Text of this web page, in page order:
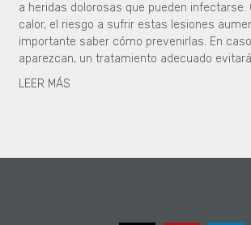
a heridas dolorosas que pueden infectarse.
calor, el riesgo a sufrir estas lesiones
importante saber cómo prevenirlas. En
aparezcan, un tratamiento adecuado
LEER MÁS